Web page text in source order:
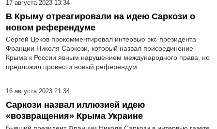
17 августа 2023 13:34
В Крыму отреагировали на идею Саркози о
новом референдуме
Сергей Цеков прокомментировал интервью экс-президента
Франции Николя Саркози, который назвал присоединение
Крыма к России явным нарушением международного права, но
предложил провести новый референдум
16 августа 2023 21:34
Саркози назвал иллюзией идею
«возвращения» Крыма Украине